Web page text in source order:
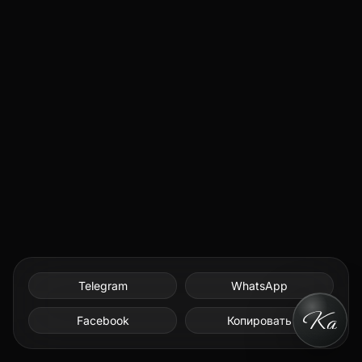
Telegram WhatsApp
Facebook Копировать